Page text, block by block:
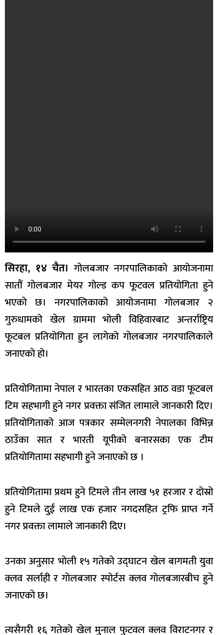
सिरहा, १४ चैत। गोलबजार नगरपालिकाको आयोजनामा
सातौं गोलबजार मेयर गोल्ड कप फूटवल प्रतियोगिता हुने
भएको छ। नगरपालिकाको आयोजनामा गोलबजार २
गुरुधामको खेल ग्राममा भोली विहिवारबाट अन्तर्राष्ट्रिय
फूटबल प्रतियोगिता हुन लागेको गाेलबजार नगरपालिकाले
जनाएको हो।
प्रतियोगितामा नेपाल र भारतका एकसहित आठ वडा फूटबल
टिम सहभागी हुने नगर प्रवक्ता संजित लामाले जानकारी दिए।
प्रतियोगिताको आज पत्रकार सम्मेलनगरी नेपालका विभिन्न
ठाउँका सात र भारती यूपीको बनारसका एक टीम
प्रतियोगितामा सहभागी हुने जनाएको छ ।
प्रतियोगितामा प्रथम हुने टिमले तीन लाख ५१ हरजार र दोस्रो
हुने टिमले दुई लाख एक हजार नगदसहित ट्रफि प्राप्त गर्ने
नगर प्रवक्ता लामाले जानकारी दिए।
उनका अनुसार भोली १५ गतेको उद्घाटन खेल बागमती युवा
क्लव सर्लाही र गोलबजार स्पोर्टस क्लव गोलबजारबीच हुने
जनाएको छ।
त्यसैगरी १६ गतेको खेल मुनाल फुटवल क्लव विराटनगर र